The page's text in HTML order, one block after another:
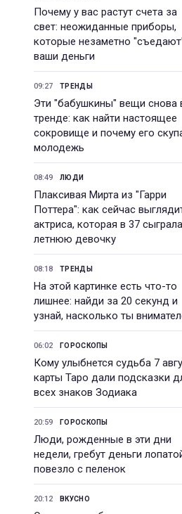
Почему у вас растут счета за
свет: неожиданные приборы,
которые незаметно
ваши деньги
09:27 ТРЕНДЫ
Эти "бабушкины" вещи снова
тренде: как найти настоящее
сокровище и почему его
молодежь
08:49 ЛЮДИ
Плаксивая Мирта из "Гарри
Поттера": как сейчас
актриса, которая в 37
летнюю девочку
08:18 ТРЕНДЫ
На этой картинке есть что-то
лишнее: найди за 20 секунд и
узнай, насколько ты
06:02 ГОРОСКОПЫ
Кому улыбнется судьба 7
карты Таро дали подсказки
всех знаков Зодиака
20:59 ГОРОСКОПЫ
Люди, рожденные в эти дни
недели, гребут деньги
повезло с пеленок
20:12 ВКУСНО